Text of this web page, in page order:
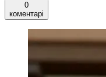
0
коментарі